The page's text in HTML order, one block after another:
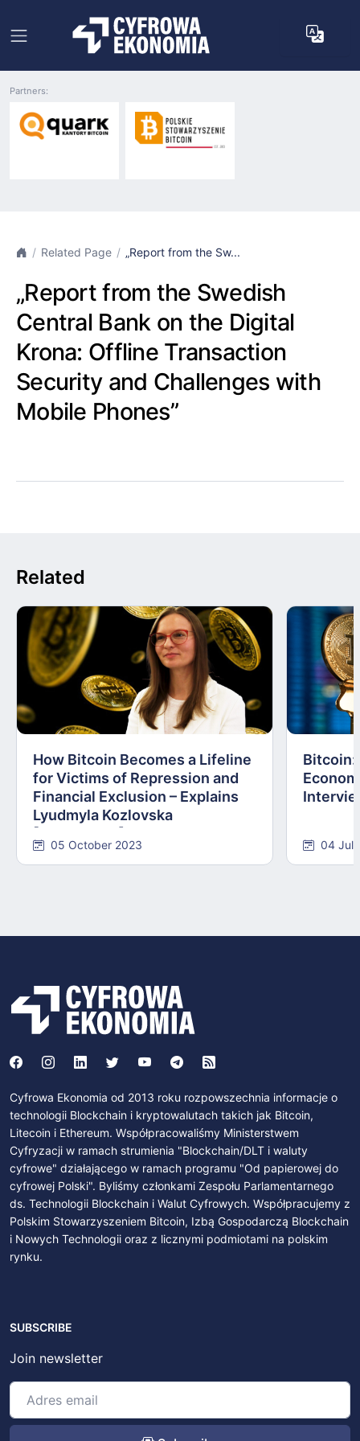
Partners:
Related Page „Report from the Sw...
„Report from the Swedish
Central Bank on the Digital
Krona: Offline Transaction
Security and Challenges with
Mobile Phones”
Related
How Bitcoin Becomes a Lifeline
for Victims of Repression and
Financial Exclusion – Explains
Lyudmyla Kozlovska
05 October 2023
Bitcoin:
04
Cyfrowa Ekonomia od 2013 roku rozpowszechnia informacje o
technologii Blockchain i kryptowalutach takich jak Bitcoin,
Litecoin i Ethereum. Współpracowaliśmy Ministerstwem
Cyfryzacji w ramach strumienia "Blockchain/DLT i waluty
cyfrowe" działającego w ramach programu "Od papierowej do
cyfrowej Polski". Byliśmy członkami Zespołu Parlamentarnego
ds. Technologii Blockchain i Walut Cyfrowych. Współpracujemy z
Polskim Stowarzyszeniem Bitcoin, Izbą Gospodarczą Blockchain
i Nowych Technologii oraz z licznymi podmiotami na polskim
rynku.
SUBSCRIBE
Join newsletter